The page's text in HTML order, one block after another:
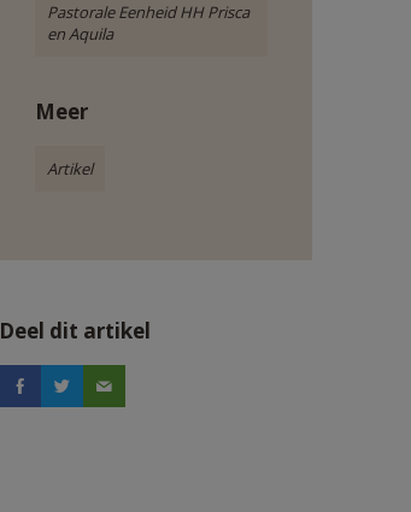
Pastorale Eenheid HH Prisca
en Aquila
Meer
Artikel
Deel dit artikel